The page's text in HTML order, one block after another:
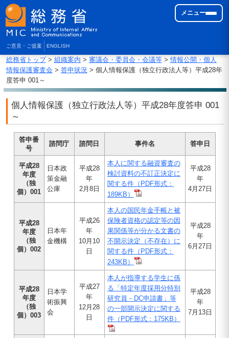
ご意見・ご提案 ENGLISH
メニュー
総務省トップ> 組織案内 > 審議会・委員会・会議等>情報公開・個人
情報保護審査会 > 答申状況> 個人情報保護（独立行政法人等）平成28年
度答申 001～
個人情報保護（独立行政法人等）平成28年度答申 001
～
答申番
号
諮問庁 諮問日 事件名 答申日
平成28
年度
（独
個）001
日本政
策金融
公庫
平成28
年
2月8日
本人に関する融資審査の
検討資料の不訂正決定に
関する件（PDF形式：
189KB）
平成28
年
4月27日
平成28
年度
（独
個）002
日本年
金機構
平成26
年
10月10
日
本人の国民年金手帳と被
保険者資格の認定等の因
果関係等が分かる文書の
不開示決定（不存在）に
関する件（PDF形式：
243KB）
平成28
年
6月27日
平成28
年度
（独
個）003
日本学
術振興
会
平成27
年
12月28
日
本人が指導する学生に係
る「特定年度採用分特別
研究員－DC申請書」等
の一部開示決定に関する
件（PDF形式：175KB）
平成28
年
7月13日